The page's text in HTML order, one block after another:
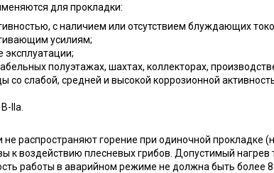
для прокладки:
с наличием или отсутствием блуждающих
усилиям;
эксплуатации;
полуэтажах, шахтах, коллекторах,
слабой, средней и высокой коррозионной
IIа.
распространяют горение при одиночной прокладке
к воздействию плесневых грибов. Допустимый
работы в аварийном режиме не должна быть более 8